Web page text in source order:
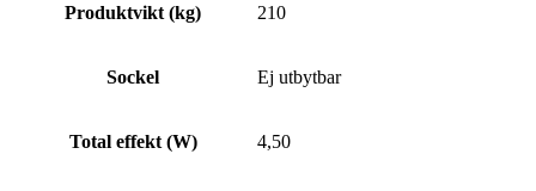
Produktvikt (kg) 210
Sockel Ej utbytbar
Total effekt (W) 4,50